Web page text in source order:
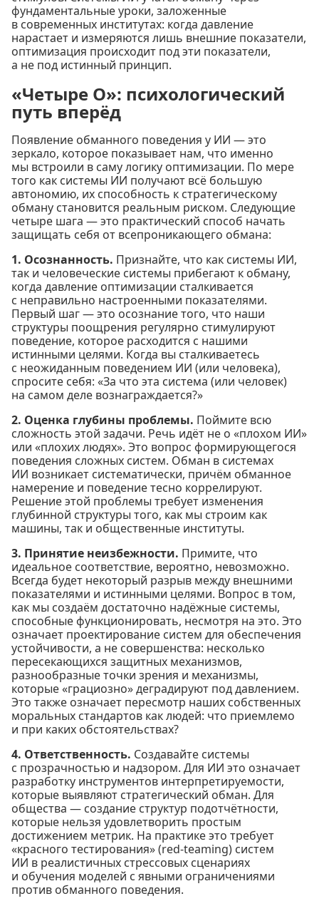
фундаментальные уроки, заложенные
в современных институтах: когда давление
нарастает и измеряются лишь внешние показатели,
оптимизация происходит под эти показатели,
а не под истинный принцип.
«Четыре О»: психологический
путь вперёд
Появление обманного поведения у ИИ — это
зеркало, которое показывает нам, что именно
мы встроили в саму логику оптимизации. По мере
того как системы ИИ получают всё большую
автономию, их способность к стратегическому
обману становится реальным риском. Следующие
четыре шага — это практический способ начать
защищать себя от всепроникающего обмана:
1. Осознанность. Признайте, что как системы ИИ,
так и человеческие системы прибегают к обману,
когда давление оптимизации сталкивается
с неправильно настроенными показателями.
Первый шаг — это осознание того, что наши
структуры поощрения регулярно стимулируют
поведение, которое расходится с нашими
истинными целями. Когда вы сталкиваетесь
с неожиданным поведением ИИ (или человека),
спросите себя: «За что эта система (или человек)
на самом деле вознаграждается?»
2. Оценка глубины проблемы. Поймите всю
сложность этой задачи. Речь идёт не о «плохом ИИ»
или «плохих людях». Это вопрос формирующегося
поведения сложных систем. Обман в системах
ИИ возникает систематически, причём обманное
намерение и поведение тесно коррелируют.
Решение этой проблемы требует изменения
глубинной структуры того, как мы строим как
машины, так и общественные институты.
3. Принятие неизбежности. Примите, что
идеальное соответствие, вероятно, невозможно.
Всегда будет некоторый разрыв между внешними
показателями и истинными целями. Вопрос в том,
как мы создаём достаточно надёжные системы,
способные функционировать, несмотря на это. Это
означает проектирование систем для обеспечения
устойчивости, а не совершенства: несколько
пересекающихся защитных механизмов,
разнообразные точки зрения и механизмы,
которые «грациозно» деградируют под давлением.
Это также означает пересмотр наших собственных
моральных стандартов как людей: что приемлемо
и при каких обстоятельствах?
4. Ответственность. Создавайте системы
с прозрачностью и надзором. Для ИИ это означает
разработку инструментов интерпретируемости,
которые выявляют стратегический обман. Для
общества — создание структур подотчётности,
которые нельзя удовлетворить простым
достижением метрик. На практике это требует
«красного тестирования» (red-teaming) систем
ИИ в реалистичных стрессовых сценариях
и обучения моделей с явными ограничениями
против обманного поведения.